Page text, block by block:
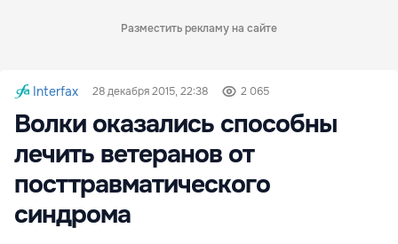
Разместить рекламу на сайте
Interfax 28 декабря 2015, 22:38 2 065
Волки оказались способны
лечить ветеранов от
посттравматического
синдрома